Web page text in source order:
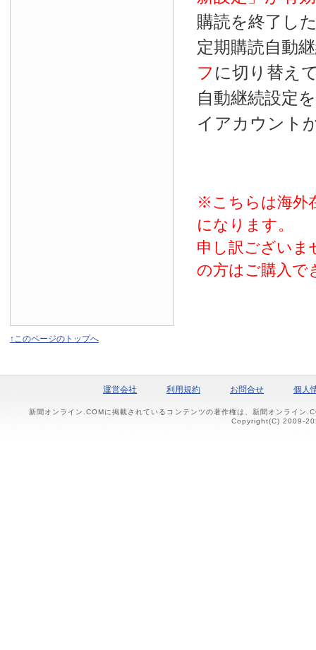
購読を終了し
定期購読自動
フ に切り替え
自動継続設定
イアカウント
※こちらは海外
になります。
申し訳ございま
の方はご購入で
↑このページのトップへ
運営会社 利用規約 お問合せ 個人
新聞オンライン.COMに掲載されているコンテンツの著作権は、新聞オンライン
Copyright(C) 2009-